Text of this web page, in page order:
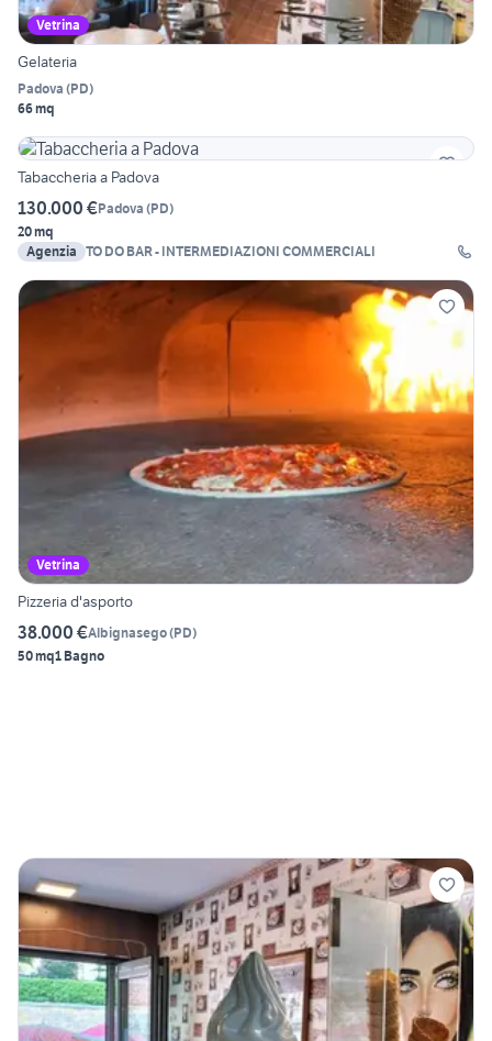
Vetrina
Gelateria
Padova (PD)
66 mq
Tabaccheria a Padova
130.000 €Padova (PD)
20 mq
Agenzia TO DO BAR - INTERMEDIAZIONI COMMERCIALI
Vetrina
Pizzeria d'asporto
38.000 €Albignasego(PD)
50 mq1 Bagno